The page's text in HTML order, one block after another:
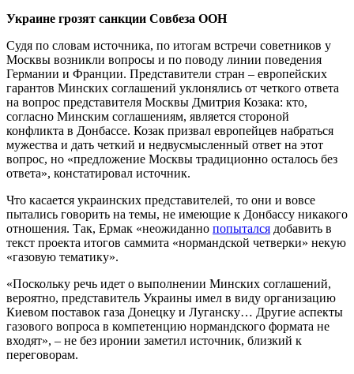
Украине грозят санкции Совбеза ООН
Судя по словам источника, по итогам встречи советников у
Москвы возникли вопросы и по поводу линии поведения
Германии и Франции. Представители стран – европейских
гарантов Минских соглашений уклонялись от четкого ответа
на вопрос представителя Москвы Дмитрия Козака: кто,
согласно Минским соглашениям, является стороной
конфликта в Донбассе. Козак призвал европейцев набраться
мужества и дать четкий и недвусмысленный ответ на этот
вопрос, но «предложение Москвы традиционно осталось без
ответа», констатировал источник.
Что касается украинских представителей, то они и вовсе
пытались говорить на темы, не имеющие к Донбассу никакого
отношения. Так, Ермак «неожиданно попытался добавить в
текст проекта итогов саммита «нормандской четверки» некую
«газовую тематику».
«Поскольку речь идет о выполнении Минских соглашений,
вероятно, представитель Украины имел в виду организацию
Киевом поставок газа Донецку и Луганску… Другие аспекты
газового вопроса в компетенцию нормандского формата не
входят», – не без иронии заметил источник, близкий к
переговорам.